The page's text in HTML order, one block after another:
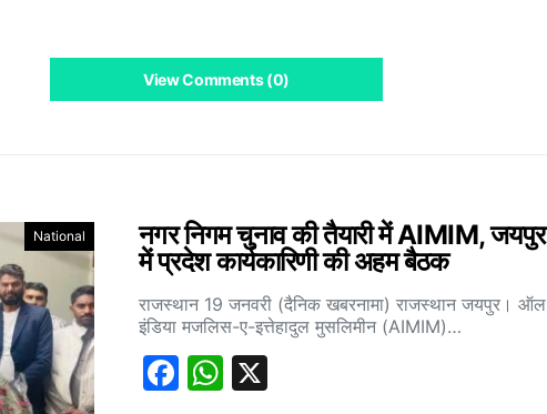
View Comments (0)
National
नगर निगम चुनाव की तैयारी में AIMIM, जयपुर
में प्रदेश कार्यकारिणी की अहम बैठक
राजस्थान 19 जनवरी (दैनिक खबरनामा) राजस्थान जयपुर। ऑल
इंडिया मजलिस-ए-इत्तेहादुल मुसलिमीन (AIMIM)…
Facebook
WhatsApp